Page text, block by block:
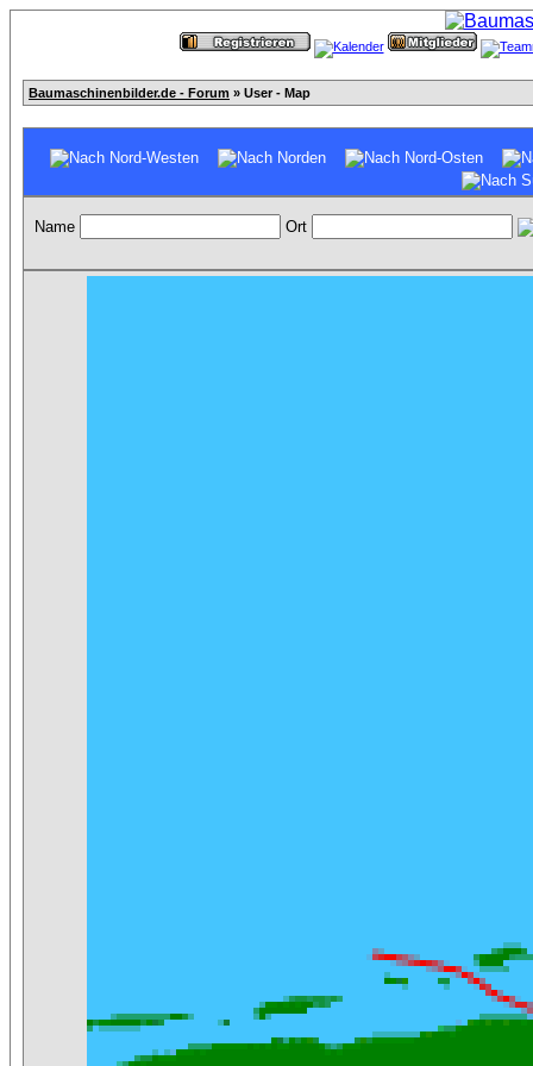
Baumaschinenbilder.de - Forum » User - Map
Name Ort